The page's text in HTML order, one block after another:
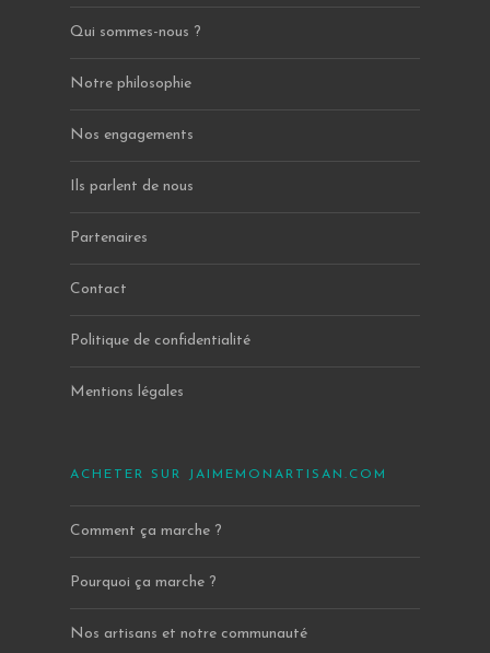
Qui sommes-nous ?
Notre philosophie
Nos engagements
Ils parlent de nous
Partenaires
Contact
Politique de confidentialité
Mentions légales
ACHETER SUR JAIMEMONARTISAN.COM
Comment ça marche ?
Pourquoi ça marche ?
Nos artisans et notre communauté